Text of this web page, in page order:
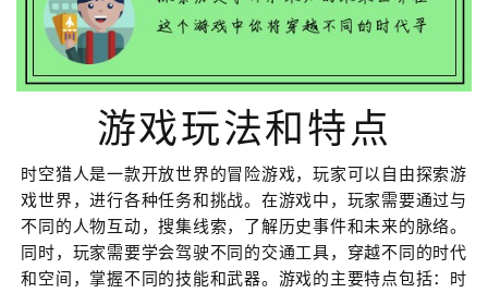
游戏玩法和特点
时空猎人是一款开放世界的冒险游戏，玩家可以自由探索游
戏世界，进行各种任务和挑战。在游戏中，玩家需要通过与
不同的人物互动，搜集线索，了解历史事件和未来的脉络。
同时，玩家需要学会驾驶不同的交通工具，穿越不同的时代
和空间，掌握不同的技能和武器。游戏的主要特点包括：时